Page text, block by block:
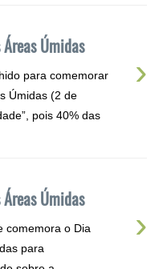
Úmidas
›
para comemorar
Úmidas (2 de
pois 40% das
Úmidas
›
comemora o Dia
para